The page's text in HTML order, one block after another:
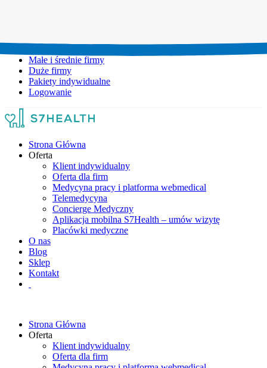
Małe i średnie firmy
Duże firmy
Pakiety indywidualne
Logowanie
Strona Główna
Oferta
Klient indywidualny
Oferta dla firm
Medycyna pracy i platforma webmedical
Telemedycyna
Concierge Medyczny
Aplikacja mobilna S7Health – umów wizytę
Placówki medyczne
O nas
Blog
Sklep
Kontakt
Strona Główna
Oferta
Klient indywidualny
Oferta dla firm